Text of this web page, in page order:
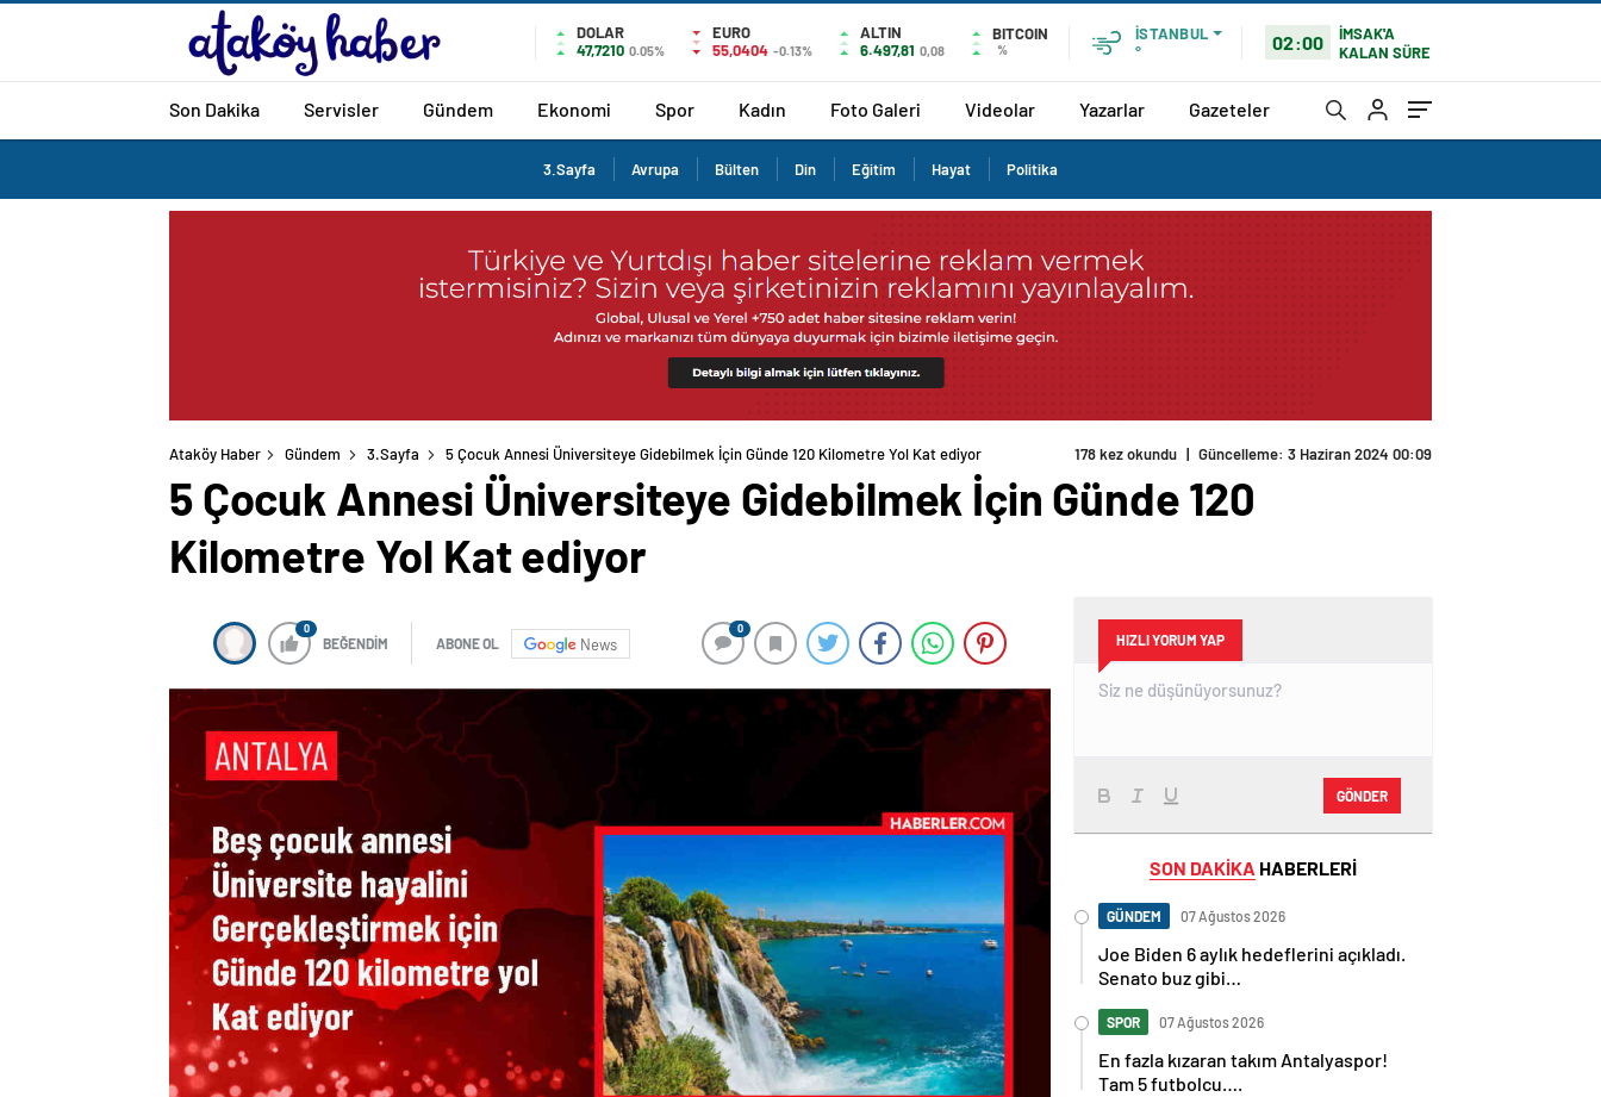
DOLAR
47,7210 0.05%
EURO
55,0404 -0.13%
ALTIN
6.497,81 0,08
BITCOIN
%
İSTANBUL
°
02:00
İMSAK'A
KALAN SÜRE
Son Dakika Servisler Gündem Ekonomi Spor Kadın Foto Galeri Videolar Yazarlar Gazeteler
3.Sayfa Avrupa Bülten Din Eğitim Hayat Politika
Ataköy Haber Gündem 3.Sayfa 5 Çocuk Annesi Üniversiteye Gidebilmek İçin Günde 120 Kilometre Yol Kat ediyor
5 Çocuk Annesi Üniversiteye Gidebilmek İçin Günde 120
Kilometre Yol Kat ediyor
0
BEĞENDİM ABONE OL News
0
HIZLI YORUM YAP
GÖNDER
SON DAKİKA HABERLERİ
GÜNDEM 07 Ağustos 2026
Joe Biden 6 aylık hedeflerini açıkladı.
Senato buz gibi…
SPOR 07 Ağustos 2026
En fazla kızaran takım Antalyaspor!
Tam 5 futbolcu….